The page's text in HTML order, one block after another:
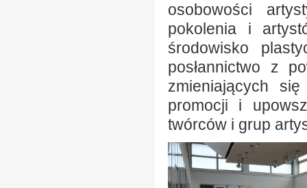
osobowości
pokolenia i
środowisko
posłannictwo z
zmieniających
promocji i
twórców i grup